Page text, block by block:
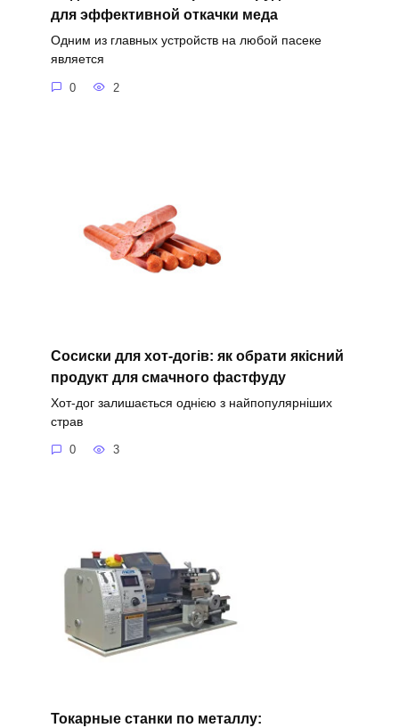
для эффективной откачки меда
Одним из главных устройств на любой пасеке
является
0 2
Сосиски для хот-догів: як обрати якісний
продукт для смачного фастфуду
Хот-дог залишається однією з найпопулярніших
страв
0 3
Токарные станки по металлу: